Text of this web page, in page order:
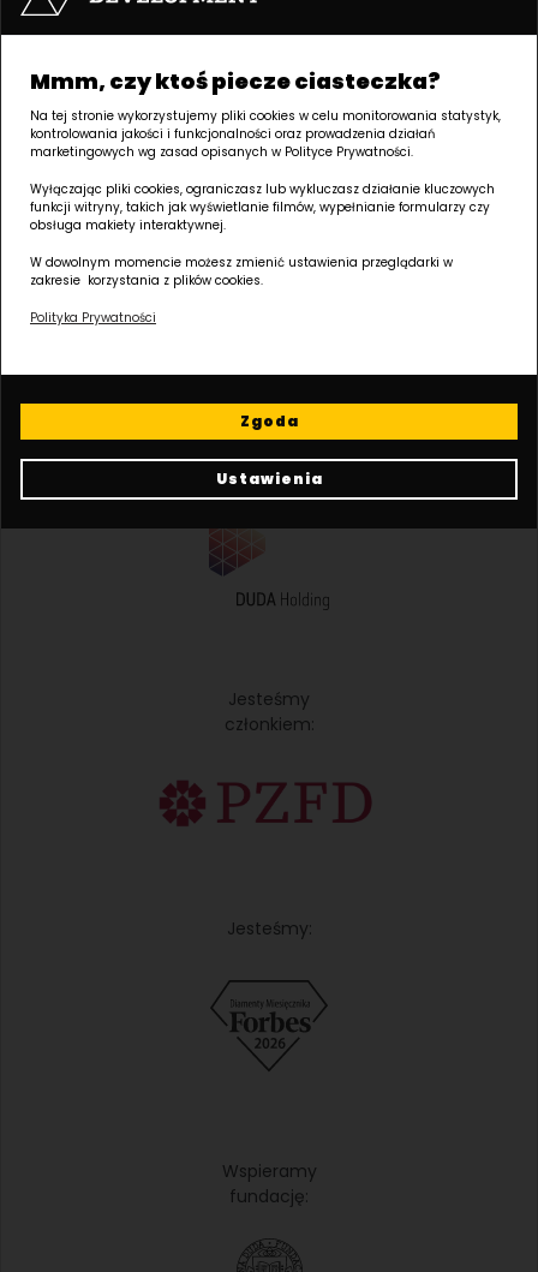
Mmm, czy ktoś piecze ciasteczka?
Na tej stronie wykorzystujemy pliki cookies w celu monitorowania statystyk,
kontrolowania jakości i funkcjonalności oraz prowadzenia działań
marketingowych wg zasad opisanych w Polityce Prywatności.
Wyłączając pliki cookies, ograniczasz lub wykluczasz działanie kluczowych
funkcji witryny, takich jak wyświetlanie filmów, wypełnianie formularzy czy
obsługa makiety interaktywnej.
W dowolnym momencie możesz zmienić ustawienia przeglądarki w
zakresie korzystania z plików cookies.
Polityka Prywatności
Ustawienia
Zgoda
biuro@dudadevelopment.pl
+48 61 646 84 44
DUDA DEVELOPMENT SPÓŁKA Z OGRANICZONĄ ODPOWIEDZIALNOŚCIĄ SPÓŁKA
KOMANDYTOWO-AKCYJNA
Macieja Palacza 144, 60-278 Poznań, Polska
NIP: 9512225907, REGON: 141070327, KRS: 0000286213
SĄD REJONOWY POZNAN - NOWE MIASTO I WILDA W POZNANIU, VIII WYDZIAŁ
Należymy
do:
Jesteśmy
członkiem:
Jesteśmy:
Wspieramy
fundację: